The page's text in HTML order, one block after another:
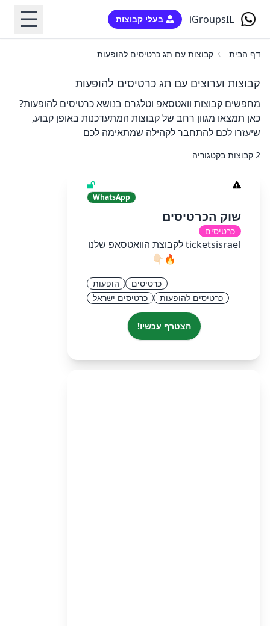
iGroupsIL בעלי קבוצות ☰
דף הבית קבוצות עם תג כרטיסים להופעות
קבוצות וערוצים עם תג כרטיסים להופעות
מחפשים קבוצות וואטסאפ וטלגרם בנושא כרטיסים להופעות?
כאן תמצאו מגוון רחב של קבוצות המתעדכנות באופן קבוע,
שיעזרו לכם להתחבר לקהילה שמתאימה לכם
2 קבוצות בקטגוריה
WhatsApp
שוק הכרטיסים
כרטיסים
ticketsisrael לקבוצת הוואטסאפ שלנו
🔥👇🏻
כרטיסים
הופעות
כרטיסים להופעות
כרטיסים ישראל
הצטרף עכשיו!